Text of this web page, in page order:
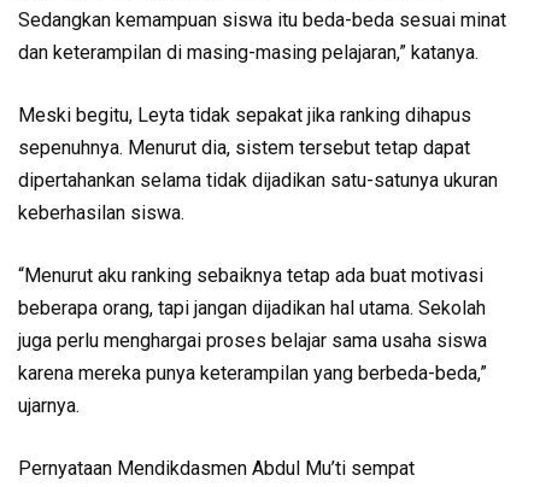
Sedangkan kemampuan siswa itu beda-beda sesuai minat
dan keterampilan di masing-masing pelajaran,” katanya.
Meski begitu, Leyta tidak sepakat jika ranking dihapus
sepenuhnya. Menurut dia, sistem tersebut tetap dapat
dipertahankan selama tidak dijadikan satu-satunya ukuran
keberhasilan siswa.
“Menurut aku ranking sebaiknya tetap ada buat motivasi
beberapa orang, tapi jangan dijadikan hal utama. Sekolah
juga perlu menghargai proses belajar sama usaha siswa
karena mereka punya keterampilan yang berbeda-beda,”
ujarnya.
Pernyataan Mendikdasmen Abdul Mu’ti sempat